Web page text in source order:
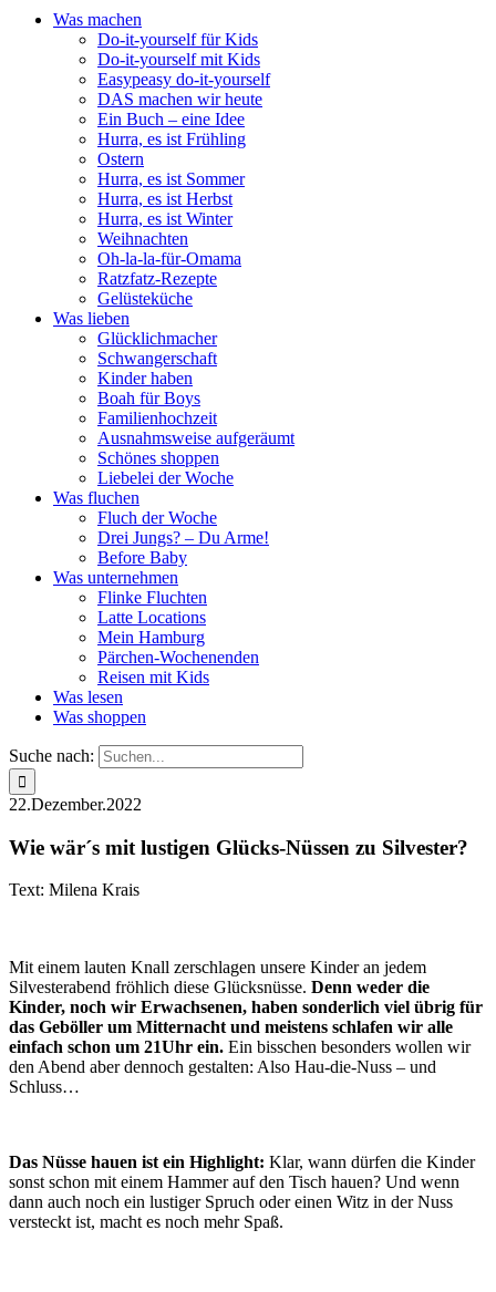
Was machen
Do-it-yourself für Kids
Do-it-yourself mit Kids
Easypeasy do-it-yourself
DAS machen wir heute
Ein Buch – eine Idee
Hurra, es ist Frühling
Ostern
Hurra, es ist Sommer
Hurra, es ist Herbst
Hurra, es ist Winter
Weihnachten
Oh-la-la-für-Omama
Ratzfatz-Rezepte
Gelüsteküche
Was lieben
Glücklichmacher
Schwangerschaft
Kinder haben
Boah für Boys
Familienhochzeit
Ausnahmsweise aufgeräumt
Schönes shoppen
Liebelei der Woche
Was fluchen
Fluch der Woche
Drei Jungs? – Du Arme!
Before Baby
Was unternehmen
Flinke Fluchten
Latte Locations
Mein Hamburg
Pärchen-Wochenenden
Reisen mit Kids
Was lesen
Was shoppen
Suche nach:
22.Dezember.2022
Wie wär´s mit lustigen Glücks-Nüssen zu Silvester?
Text: Milena Krais
Mit einem lauten Knall zerschlagen unsere Kinder an jedem
Silvesterabend fröhlich diese Glücksnüsse. Denn weder die
Kinder, noch wir Erwachsenen, haben sonderlich viel übrig für
das Geböller um Mitternacht und meistens schlafen wir alle
einfach schon um 21Uhr ein. Ein bisschen besonders wollen wir
den Abend aber dennoch gestalten: Also Hau-die-Nuss – und
Schluss…
Das Nüsse hauen ist ein Highlight: Klar, wann dürfen die Kinder
sonst schon mit einem Hammer auf den Tisch hauen? Und wenn
dann auch noch ein lustiger Spruch oder einen Witz in der Nuss
versteckt ist, macht es noch mehr Spaß.